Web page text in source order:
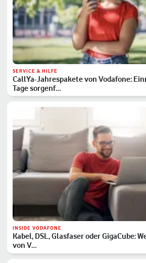
SERVICE & HILFE
CallYa-Jahrespakete von Vodafone:
Tage sorgenf…
INSIDE VODAFONE
Kabel, DSL, Glasfaser oder GigaCube:
von V…